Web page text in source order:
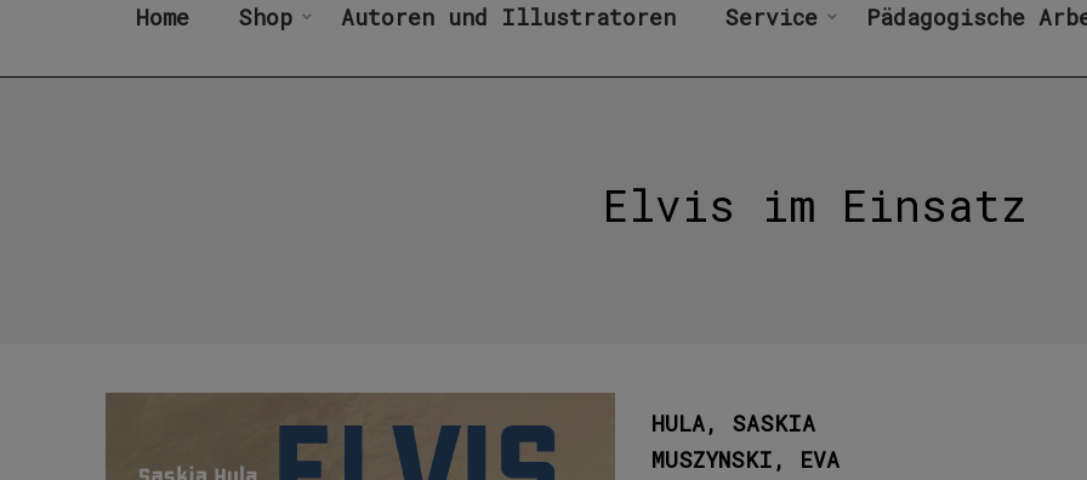
Home Shop Autoren und Illustratoren Service Pädagogische
Elvis im Einsatz
HULA, SASKIA
MUSZYNSKI, EVA